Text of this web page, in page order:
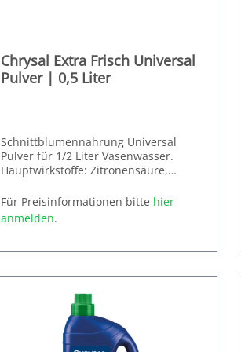
Chrysal Extra Frisch Universal
Pulver | 0,5 Liter
Schnittblumennahrung Universal
Pulver für 1/2 Liter Vasenwasser.
Hauptwirkstoffe: Zitronensäure,
Erhältlich in folgenden VEs: 200 Stück,
6 x 200 Stück, 1000 Stück.
Für Preisinformationen bitte hier
anmelden.